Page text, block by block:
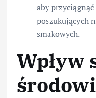
aby
poszukujących
smakowych.
Wpływ